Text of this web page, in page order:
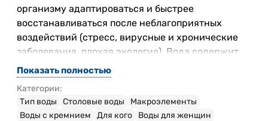
организму адаптироваться и быстрее
восстанавливаться после неблагоприятных
воздействий (стресс, вирусные и хронические
заболевания, плохая экология). Вода содержит
кремниевую кислоту, йод, магний, кальций,
литий, марганец – необходимые для жизни
минералы, которые в присутствии природной
газации хорошо усваиваются организмом.
Показать полностью
Категории:
Тип воды
Столовые воды
Макроэлементы
Воды с кремнием
Для кого
Воды для женщин